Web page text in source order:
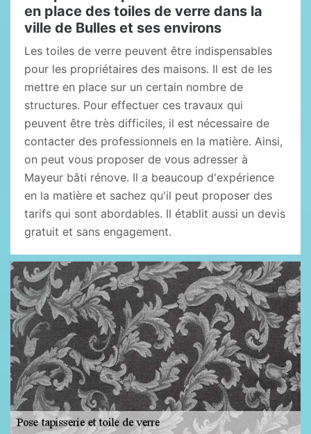
en place des toiles de verre dans la
ville de Bulles et ses environs
Les toiles de verre peuvent être indispensables
pour les propriétaires des maisons. Il est de les
mettre en place sur un certain nombre de
structures. Pour effectuer ces travaux qui
peuvent être très difficiles, il est nécessaire de
contacter des professionnels en la matière. Ainsi,
on peut vous proposer de vous adresser à
Mayeur bâti rénove. Il a beaucoup d'expérience
en la matière et sachez qu'il peut proposer des
tarifs qui sont abordables. Il établit aussi un devis
gratuit et sans engagement.